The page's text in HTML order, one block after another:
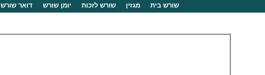
שורש בית מגזין שורש לזכות יומן שורש דואר שורש